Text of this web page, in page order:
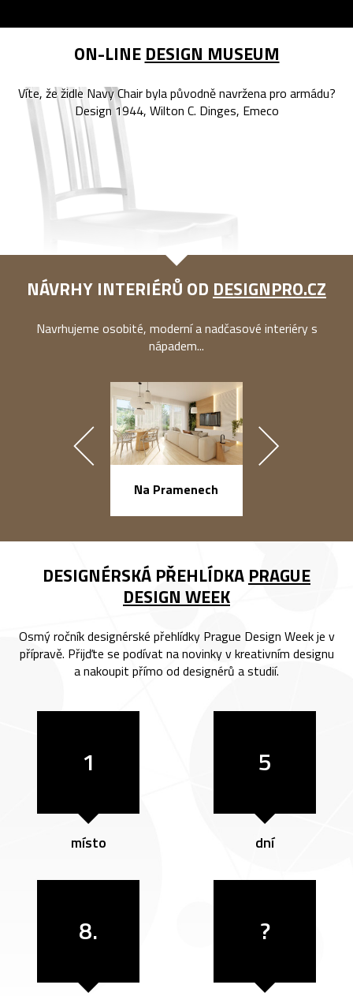
ON-LINE DESIGN MUSEUM
Víte, že židle Navy Chair byla původně navržena pro armádu?
Design 1944, Wilton C. Dinges, Emeco
NÁVRHY INTERIÉRŮ OD DESIGNPRO.CZ
Navrhujeme osobité, moderní a nadčasové interiéry s
nápadem...
Na Pramenech
DESIGNÉRSKÁ PŘEHLÍDKA PRAGUE
DESIGN WEEK
Osmý ročník designérské přehlídky Prague Design Week je v
přípravě. Přijďte se podívat na novinky v kreativním designu
a nakoupit přímo od designérů a studií.
1
místo
5
dní
8. ?